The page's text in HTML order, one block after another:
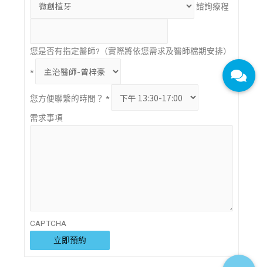
諮詢療程
您是否有指定醫師?（實際將依您需求及醫師檔期安排）
*
您方便聯繫的時間？ *
需求事項
CAPTCHA
立即預約